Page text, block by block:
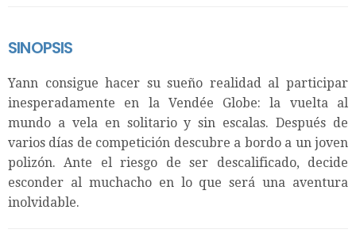
SINOPSIS
Yann consigue hacer su sueño realidad al participar
inesperadamente en la Vendée Globe: la vuelta al
mundo a vela en solitario y sin escalas. Después de
varios días de competición descubre a bordo a un joven
polizón. Ante el riesgo de ser descalificado, decide
esconder al muchacho en lo que será una aventura
inolvidable.